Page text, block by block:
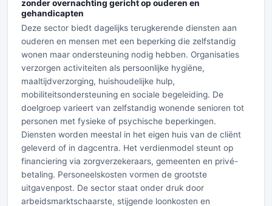
zonder overnachting gericht op ouderen en
gehandicapten
Deze sector biedt dagelijks terugkerende diensten aan
ouderen en mensen met een beperking die zelfstandig
wonen maar ondersteuning nodig hebben. Organisaties
verzorgen activiteiten als persoonlijke hygiëne,
maaltijdverzorging, huishoudelijke hulp,
mobiliteitsondersteuning en sociale begeleiding. De
doelgroep varieert van zelfstandig wonende senioren tot
personen met fysieke of psychische beperkingen.
Diensten worden meestal in het eigen huis van de cliënt
geleverd of in dagcentra. Het verdienmodel steunt op
financiering via zorgverzekeraars, gemeenten en privé-
betaling. Personeelskosten vormen de grootste
uitgavenpost. De sector staat onder druk door
arbeidsmarktschaarste, stijgende loonkosten en